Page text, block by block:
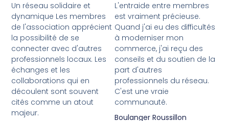
Un réseau solidaire et
dynamique Les membres
de l'association apprécient
la possibilité de se
connecter avec d'autres
professionnels locaux. Les
échanges et les
collaborations qui en
découlent sont souvent
cités comme un atout
majeur.
L'entraide entre membres
est vraiment précieuse.
Quand j'ai eu des difficultés
à moderniser mon
commerce, j'ai reçu des
conseils et du soutien de la
part d'autres
professionnels du réseau.
C'est une vraie
communauté.
Boulanger Roussillon